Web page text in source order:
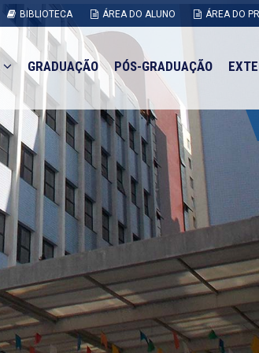
BIBLIOTECA ÁREA DO ALUNO ÁREA DO
GRADUAÇÃO PÓS-GRADUAÇÃO